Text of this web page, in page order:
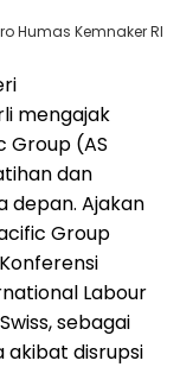
Humas Kemnaker RI
mengajak
Group (AS
dan
depan. Ajakan
Group
Labour
sebagai
akibat disrupsi